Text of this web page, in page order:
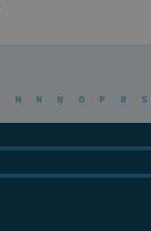
M N Ņ O P R S